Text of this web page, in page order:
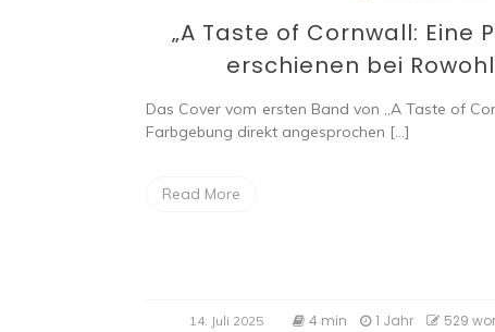
„A Taste of Cornwall: Eine
erschienen bei Rowohlt
Das Cover vom ersten Band von „A Taste of
Farbgebung direkt angesprochen […]
Read More
14. Juli 2025 4 min 1 Jahr 529